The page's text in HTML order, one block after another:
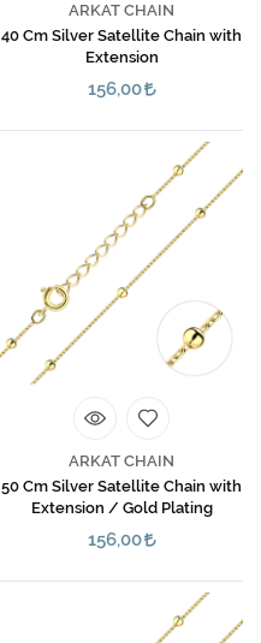
ARKAT CHAIN
40 Cm Silver Satellite Chain with
Extension
156,00
ARKAT CHAIN
50 Cm Silver Satellite Chain with
Extension / Gold Plating
156,00